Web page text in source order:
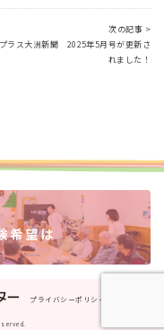
次の記事 >
ラス大洲新聞 2025年5月号が更新さ
れました！
プライバシーポリシー